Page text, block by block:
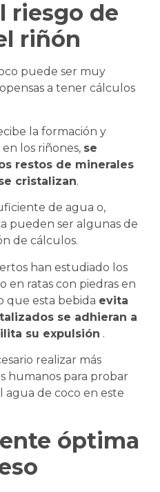
riesgo de
riñón
puede ser muy
a tener cálculos
la formación y
los riñones, se
restos de minerales
cristalizan.
de agua o,
pueden ser algunas de
de cálculos.
han estudiado los
en ratas con piedras en
que esta bebida evita
se adhieran a
su expulsión .
realizar más
humanos para probar
agua de coco en este
óptima